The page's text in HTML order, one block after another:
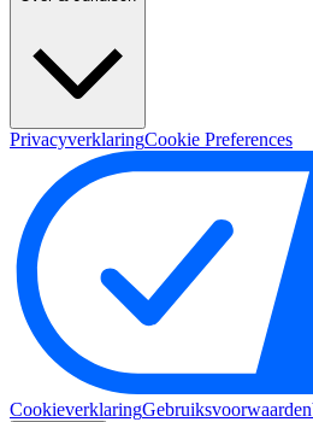
PrivacyverklaringCookie Preferences
CookieverklaringGebruiksvoorwaarden